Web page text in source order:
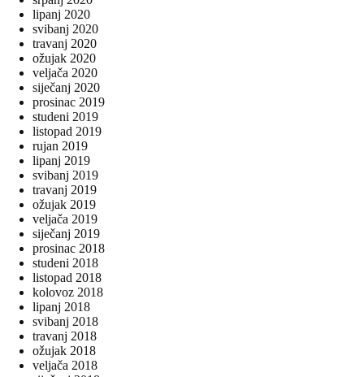
lipanj 2020
svibanj 2020
travanj 2020
ožujak 2020
veljača 2020
siječanj 2020
prosinac 2019
studeni 2019
listopad 2019
rujan 2019
lipanj 2019
svibanj 2019
travanj 2019
ožujak 2019
veljača 2019
siječanj 2019
prosinac 2018
studeni 2018
listopad 2018
kolovoz 2018
lipanj 2018
svibanj 2018
travanj 2018
ožujak 2018
veljača 2018